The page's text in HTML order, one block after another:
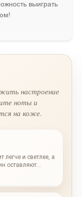
выиграть
настроение
ноты и
на коже.
легче и светлее, а
оставляют